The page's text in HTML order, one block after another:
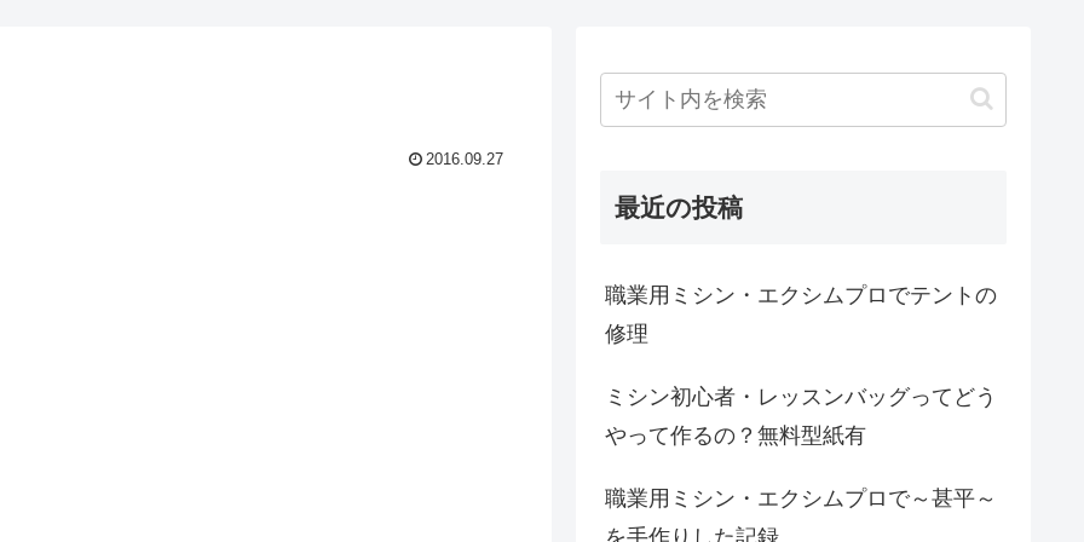
2016.09.27
最近の投稿
職業用ミシン・エクシムプロでテントの
修理
ミシン初心者・レッスンバッグってどう
やって作るの？無料型紙有
職業用ミシン・エクシムプロで～甚平～
を手作りした記録